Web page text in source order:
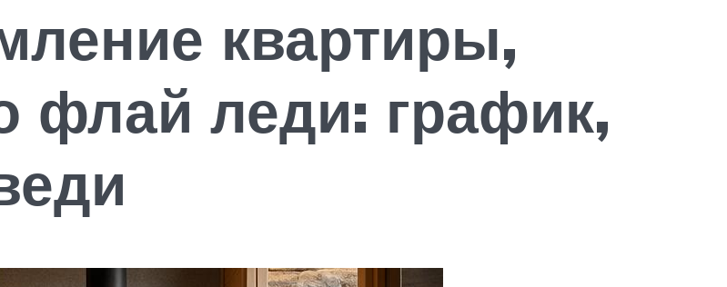
квартиры,
флай леди: график,